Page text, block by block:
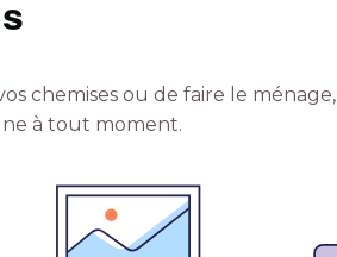
chemises ou de faire le ménage,
à tout moment.